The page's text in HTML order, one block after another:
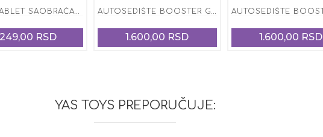
DEČIJI TABLET SAOBRAĆAJAC
RSD
AUTOSEDIŠTE BOOSTER GRUPA 2/3 FEENO STEEL GREY ( OD 15- 36 KG)
1.600,00 RSD 1.600,00 RSD
YAS TOYS PREPORUČUJE: